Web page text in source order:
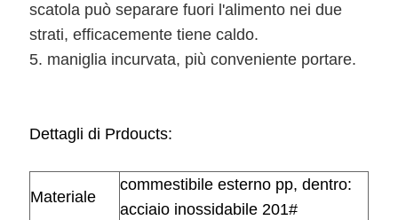
scatola può separare fuori l'alimento nei due
strati, efficacemente tiene caldo.
5. maniglia incurvata, più conveniente portare.
Dettagli di Prdoucts:
Materiale
commestibile esterno pp, dentro:
acciaio inossidabile 201#